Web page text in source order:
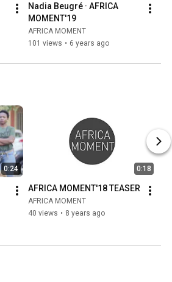
Nadia Beugré · AFRICA
MOMENT'19
AFRICA MOMENT
101 views • 6 years ago
0:24 0:18
AFRICA MOMENT'18 TEASER
AFRICA MOMENT
40 views • 8 years ago